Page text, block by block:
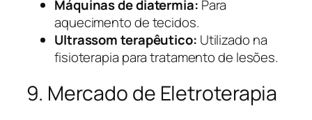
Máquinas de diatermia: Para
aquecimento de tecidos.
Ultrassom terapêutico: Utilizado na
fisioterapia para tratamento de lesões.
9. Mercado de Eletroterapia